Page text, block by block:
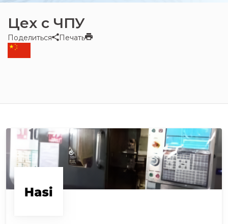
Цех с ЧПУ
Поделиться Печать